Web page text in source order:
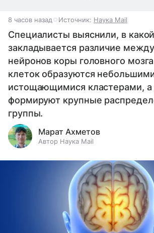
8 часов назад Источник: Наука Mail
Специалисты выяснили, в
закладывается различие
нейронов коры головного
клеток образуются
истощающимися кластерами, а
формируют крупные
группы.
Марат Ахметов
Автор Наука Mail